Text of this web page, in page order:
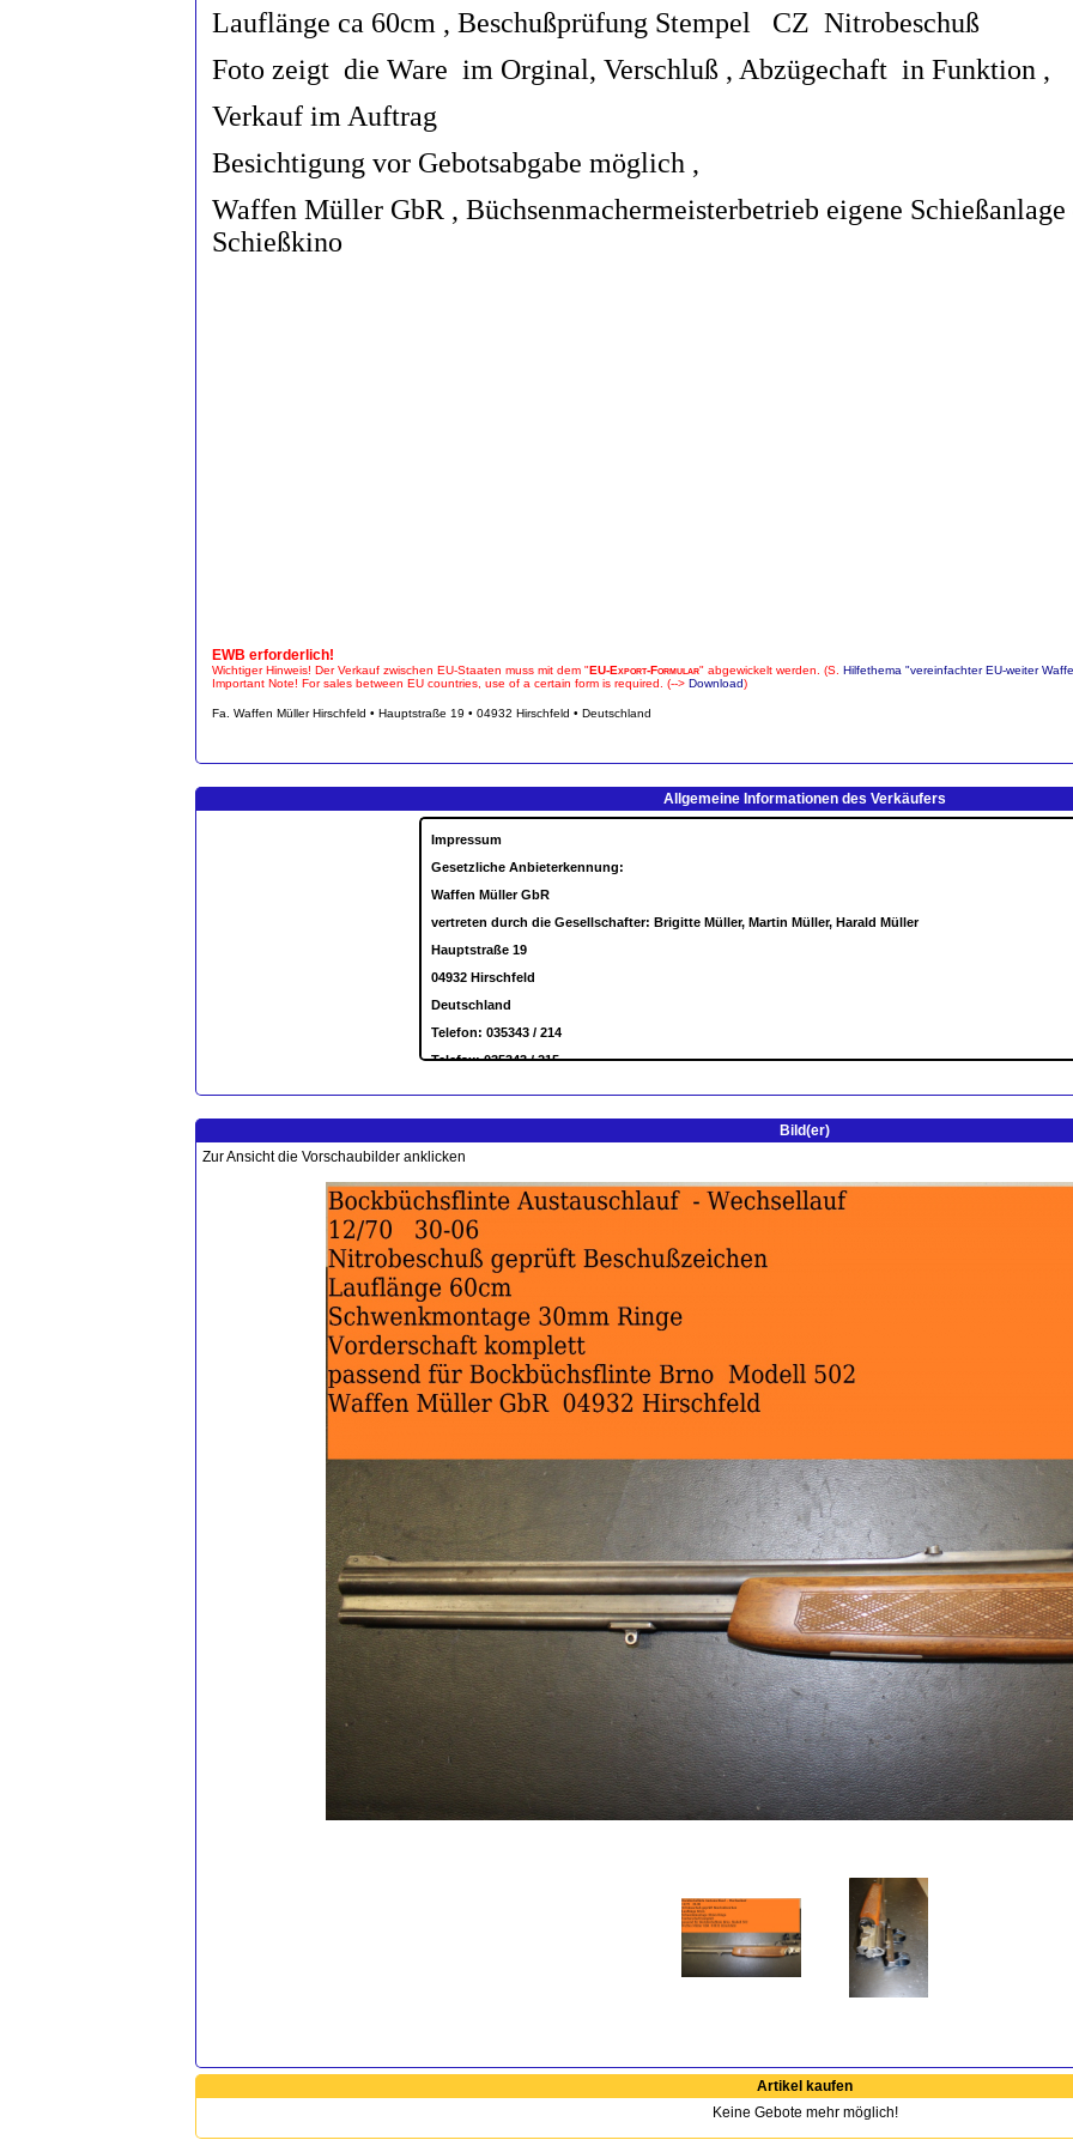
Lauflänge ca 60cm , Beschußprüfung Stempel CZ
Foto zeigt die Ware im Orginal, Verschluß , Abzügechaft in Funktion ,
Verkauf im Auftrag
Besichtigung vor Gebotsabgabe möglich ,
Waffen Müller GbR , Büchsenmachermeisterbetrieb eigene
Schießkino
EWB erforderlich!
Wichtiger Hinweis! Der Verkauf zwischen EU-Staaten muss mit dem "EU-Export-Formular" abgewickelt werden. (S. Hilfethema "vereinfachter EU-weiter
Important Note! For sales between EU countries, use of a certain form is required. (--> Download)
Fa. Waffen Müller Hirschfeld • Hauptstraße 19 • 04932 Hirschfeld • Deutschland
Allgemeine Informationen des Verkäufers
Bild(er)
Zur Ansicht die Vorschaubilder anklicken
Artikel kaufen
Keine Gebote mehr möglich!